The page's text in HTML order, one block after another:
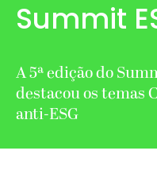
Summit
A 5ª edição do
destacou os temas
anti-ESG